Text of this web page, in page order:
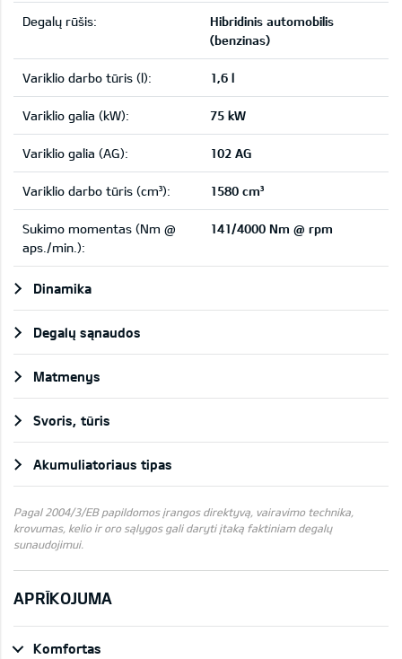
Degalų rūšis:
Hibridinis automobilis
(benzinas)
Variklio darbo tūris (l): 1,6 l
Variklio galia (kW): 75 kW
Variklio galia (AG): 102 AG
Variklio darbo tūris (cm³): 1580 cm³
Sukimo momentas (Nm @
aps./min.):
141/4000 Nm @ rpm
Dinamika
Degalų sąnaudos
Matmenys
Svoris, tūris
Akumuliatoriaus tipas
Pagal 2004/3/EB papildomos įrangos direktyvą, vairavimo technika,
krovumas, kelio ir oro sąlygos gali daryti įtaką faktiniam degalų
sunaudojimui.
APRĪKOJUMA
Komfortas